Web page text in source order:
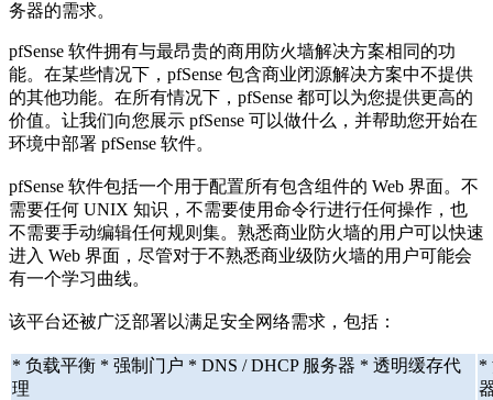
务器的需求。
pfSense 软件拥有与最昂贵的商用防火墙解决方案相同的功
能。在某些情况下，pfSense 包含商业闭源解决方案中不提供
的其他功能。在所有情况下，pfSense 都可以为您提供更高的
价值。让我们向您展示 pfSense 可以做什么，并帮助您开始在
环境中部署 pfSense 软件。
pfSense 软件包括一个用于配置所有包含组件的 Web 界面。不
需要任何 UNIX 知识，不需要使用命令行进行任何操作，也
不需要手动编辑任何规则集。熟悉商业防火墙的用户可以快速
进入 Web 界面，尽管对于不熟悉商业级防火墙的用户可能会
有一个学习曲线。
该平台还被广泛部署以满足安全网络需求，包括：
* 负载平衡 * 强制门户 * DNS / DHCP 服务器 * 透明缓存代
理
*